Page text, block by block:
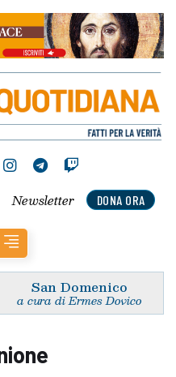
DONA ORA
Newsletter
San Domenico
a cura di Ermes Dovico